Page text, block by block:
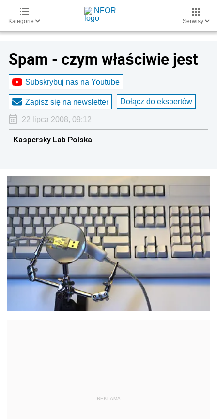
Kategorie Serwisy
Spam - czym właściwie jest
Subskrybuj nas na Youtube
Zapisz się na newsletter Dołącz do ekspertów
22 lipca 2008, 09:12
Kaspersky Lab Polska